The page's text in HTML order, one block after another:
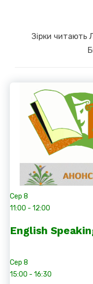
NextЗірки читають
Сер 8
11:00 - 12:00
English
Сер 8
15:00 - 16:30